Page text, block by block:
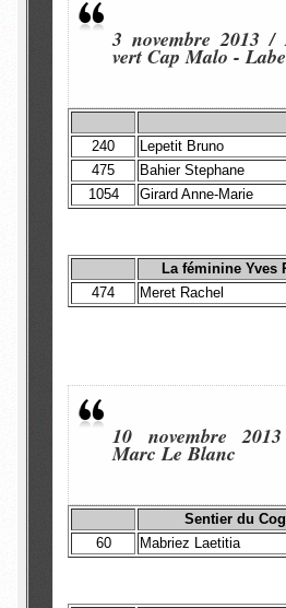
3 novembre 2013 /
vert Cap Malo-
240
Lepetit Bruno
475
Bahier Stephane
1054
Girard Anne-Marie
La féminine Yves
474
Meret Rachel
10 novembre
Marc Le Blanc
Sentier du
60
Mabriez Laetitia